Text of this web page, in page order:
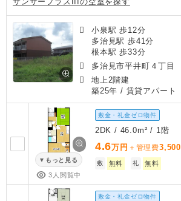
小泉駅 歩12分
多治見駅 歩41分
根本駅 歩33分
多治見市平井町４丁目
地上2階建
築25年 / 賃貸アパート
もっと見る
3人閲覧中
敷金・礼金ゼロ物件
2DK / 46.0m² / 1階
4.6万円 ＋管理費3,500
敷 無料 礼 無料
敷金・礼金ゼロ物件